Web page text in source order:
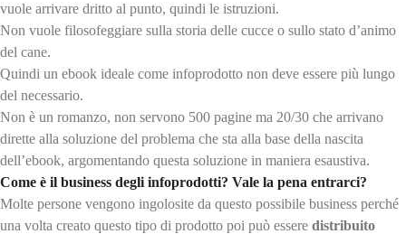
vuole arrivare dritto al punto, quindi le istruzioni.
Non vuole filosofeggiare sulla storia delle cucce o sullo stato d’animo
del cane.
Quindi un ebook ideale come infoprodotto non deve essere più lungo
del necessario.
Non è un romanzo, non servono 500 pagine ma 20/30 che arrivano
dirette alla soluzione del problema che sta alla base della nascita
dell’ebook, argomentando questa soluzione in maniera esaustiva.
Come è il business degli infoprodotti? Vale la pena entrarci?
Molte persone vengono ingolosite da questo possibile business perché
una volta creato questo tipo di prodotto poi può essere distribuito